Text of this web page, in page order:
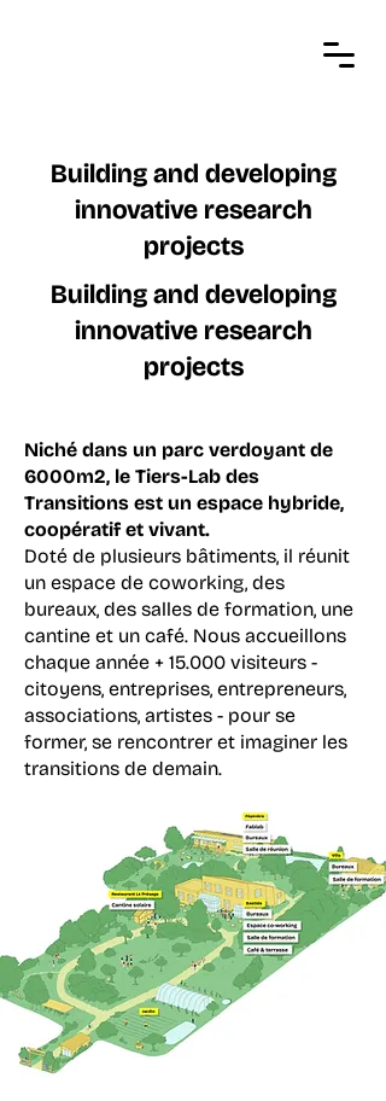
Building and developing
innovative research
projects
Building and developing
innovative research
projects
Niché dans un parc verdoyant de
6000m2, le Tiers-Lab des
Transitions est un espace hybride,
coopératif et vivant.
Doté de plusieurs bâtiments, il réunit
un espace de coworking, des
bureaux, des salles de formation, une
cantine et un café. Nous accueillons
chaque année + 15.000 visiteurs -
citoyens, entreprises, entrepreneurs,
associations, artistes - pour se
former, se rencontrer et imaginer les
transitions de demain.